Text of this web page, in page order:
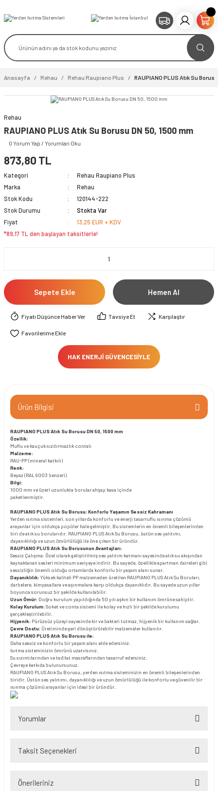
Anasayfa Rehau Rehau Raupiano Plus RAUPIANO PLUS Atık Su
Rehau
RAUPIANO PLUS Atık Su Borusu DN 50, 1500 mm
0 Yorum Yap / Yorumları Oku
873,80 TL
Kategori
Rehau Raupiano Plus
Marka
Rehau
Stok Kodu
120144-222
Stok Durumu
Stokta Var
Fiyat
13,25 EUR + KDV
*89,17 TL den başlayan taksitlerle!
Sepete Ekle Hemen Al
Fiyatı Düşünce Haber Ver Tavsiye Et Karşılaştır
HAK ENERJİ GÜVENCESİYLE
Ürün Bilgisi
RAUPIANO PLUS Atık Su Borusu DN 50, 1500 mm
Özellik:
Muflu ve kauçuk sızdırmazlık contalı
Malzeme:
RAU-PP (mineral katkılı)
Renk:
Beyaz (RAL 9003 benzeri)
Bilgi:
1000 mm ve üzeri uzunlukta borular ahşap kasa içinde
paketlenmiştir.
RAUPIANO PLUS Atık Su Borusu: Konforlu Yaşamın Sessiz Kahramanı
Yerden ısıtma sistemleri, son yıllarda konforlu ve enerji tasarruflu ısınma çözümü
arayanlar için oldukça popüler hale gelmiştir. Bu sistemlerin en önemli bileşenlerinden
biri de atık su borularıdır. RAUPIANO PLUS Atık Su Borusu, üstün ses yalıtımı,
dayanıklılığı ve uzun ömürlülüğü ile öne çıkan bir üründür.
RAUPIANO PLUS Atık Su Borusunun Avantajları:
Sessiz Çalışma: Özel olarak geliştirilmiş ses yalıtım katmanı sayesinde atık su akışından
kaynaklanan sesleri minimum seviyeye indirir. Bu sayede, özellikle apartman daireleri gibi
sessizliğin önemli olduğu ortamlarda konforlu bir yaşam alanı sunar.
Dayanıklılık: Yüksek kaliteli PP malzemeden üretilen RAUPIANO PLUS Atık Su Boruları,
darbelere, kimyasallara ve aşınmalara karşı oldukça dayanıklıdır. Bu sayede uzun yıllar
boyunca sorunsuz bir şekilde kullanılabilir.
Uzun Ömür: Doğru kurulum yapıldığında 50 yılı aşkın bir kullanım ömrüne sahiptir.
Kolay Kurulum: Soket ve conta sistemi ile kolay ve hızlı bir şekilde kurulumu
gerçekleştirilebilir.
Hijyenik: Pürüzsüz yüzeyi sayesinde kir ve bakteri tutmaz, hijyenik bir kullanım sağlar.
Çevre Dostu: Üretiminde geri dönüştürülebilir malzemeler kullanılır.
RAUPIANO PLUS Atık Su Borusu ile:
Daha sessiz ve konforlu bir yaşam alanı elde edersiniz.
Isıtma sisteminizin ömrünü uzatırsınız.
Su sızıntılarından ve tadilat masraflarından tasarruf edersiniz.
Çevreye katkıda bulunursunuz.
RAUPIANO PLUS Atık Su Borusu, yerden ısıtma sisteminizin en önemli bileşenlerinden
biridir. Üstün ses yalıtımı, dayanıklılığı ve uzun ömürlülüğü ile konforlu ve güvenilir bir
ısınma çözümü arayanlar için ideal bir üründür.
Yorumlar
Taksit Seçenekleri
Önerileriniz